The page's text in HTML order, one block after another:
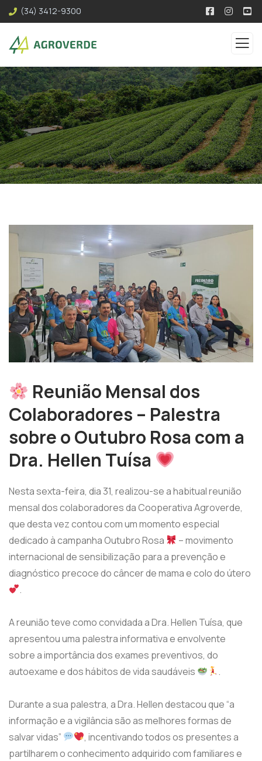
(34) 3412-9300
Reunião Mensal dos
Colaboradores – Palestra
sobre o Outubro Rosa com a
Dra. Hellen Tuísa
Nesta sexta-feira, dia 31, realizou-se a habitual reunião
mensal dos colaboradores da Cooperativa Agroverde,
que desta vez contou com um momento especial
dedicado à campanha Outubro Rosa
– movimento
internacional de sensibilização para a prevenção e
diagnóstico precoce do câncer de mama e colo do útero
.
A reunião teve como convidada a Dra. Hellen Tuísa, que
apresentou uma palestra informativa e envolvente
sobre a importância dos exames preventivos, do
autoexame e dos hábitos de vida saudáveis
.
Durante a sua palestra, a Dra. Hellen destacou que “a
informação e a vigilância são as melhores formas de
salvar vidas”
, incentivando todos os presentes a
partilharem o conhecimento adquirido com familiares e